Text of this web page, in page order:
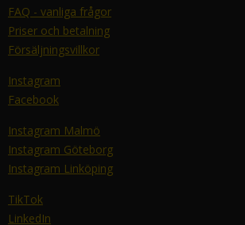
FAQ - vanliga frågor
Priser och betalning
Försäljningsvillkor
Instagram
Facebook
Instagram Malmö
Instagram Göteborg
Instagram Linköping
TikTok
LinkedIn